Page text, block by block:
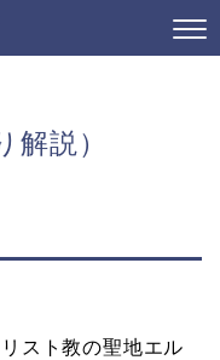
説）
スト教の聖地エル